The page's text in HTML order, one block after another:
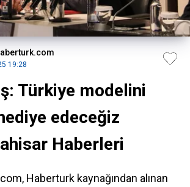
19:28
Türkiye modelini
edeceğiz
Haberleri
Haberturk kaynağından alınan